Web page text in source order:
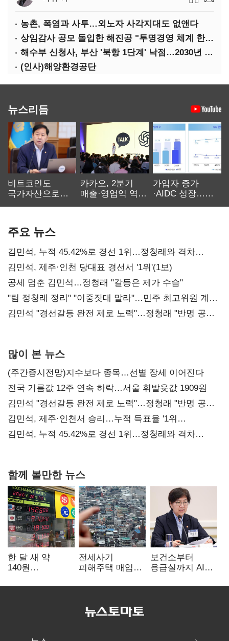
농촌, 폭염과 사투…외노자 사각지대도 없앤다
상임감사 공모 돌입한 해진공 "투명경영 체계 한층 강화"
해수부 신청사, 부산 '북항 1단계' 낙점…2030년 완공 목표
(인사)해양환경공단
뉴스리듬
비트코인도
국가자산으로…'
카카오, 2분기
매출·영업익 역대
가입자 증가
·AIDC 성장…
주요 뉴스
김민석, 누적 45.42%로 경선 1위…정청래와 격차
0.86%p(2보)
김민석, 제주·인천 당대표 경선서 '1위'(1보)
공세 멈춘 김민석…정청래 "갈등은 제가 수습"
"팀 정청래 정리" "이중잣대 말라"…민주 최고위원 계파
다툼 격화
김민석 "경선갈등 완전 제로 노력"…정청래 "반명 공세
많이 본 뉴스
(주간증시전망)지수보다 종목…선별 장세 이어진다
전국 기름값 12주 연속 하락…서울 휘발윳값 1909원
김민석 "경선갈등 완전 제로 노력"…정청래 "반명 공세
사과부터"
김민석, 제주·인천서 승리…누적 득표율 '1위
탈환'(종합)
김민석, 누적 45.42%로 경선 1위…정청래와 격차
함께 볼만한 뉴스
한 달 새 약
140원
엔저'에 원화
전세사기
피해주택 매입
누적 피해자
보건소부터
응급실까지 AI
혁신 본격화